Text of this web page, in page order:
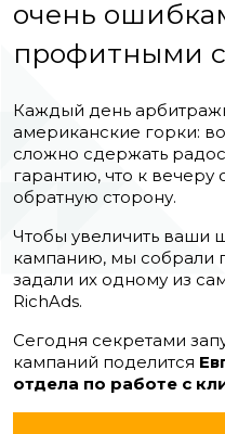
очень
профитными
Каждый день
американские горки:
сложно сдержать
гарантию, что к вечеру
обратную сторону.
Чтобы увеличить ваши
кампанию, мы собрали
задали их одному из
RichAds.
Сегодня секретами
кампаний поделится
отдела по работе с